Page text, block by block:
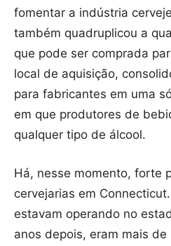
fomentar a indústria
também quadruplicou a
que pode ser comprada
local de aquisição,
para fabricantes em uma
em que produtores de
qualquer tipo de álcool.
Há, nesse momento, forte
cervejarias em
estavam operando no
anos depois, eram mais de